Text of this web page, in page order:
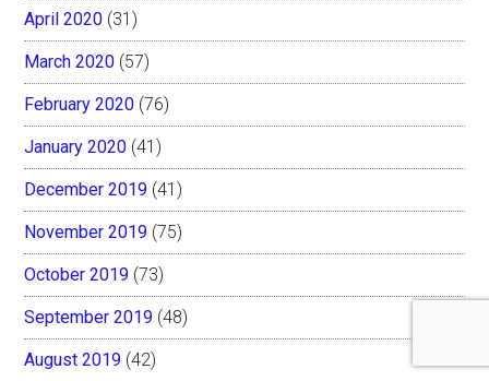
April 2020 (31)
March 2020 (57)
February 2020 (76)
January 2020 (41)
December 2019 (41)
November 2019 (75)
October 2019 (73)
September 2019 (48)
August 2019 (42)